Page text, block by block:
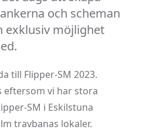
och scheman
exklusiv möjlighet
till Flipper-SM 2023.
eftersom vi har stora
SM i Eskilstuna
travbanas lokaler.